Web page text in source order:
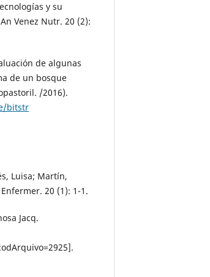
y su
Venez Nutr. 20 (2):
de algunas
de un bosque
/2016).
bitstr
Luisa; Martín,
20 (1): 1-1.
Jacq.